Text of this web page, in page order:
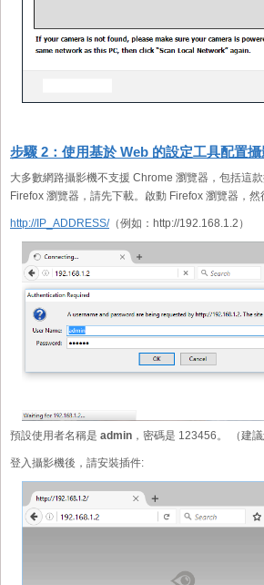
步驟 2：使用基於 Web 的設定工具配置
大多數網路攝影機不支援 Chrome 瀏覽器，包括這
Firefox 瀏覽器，請先下載。啟動 Firefox 瀏覽器，然
http://IP_ADDRESS/（例如：http://192.168.1.2）
預設使用者名稱是 admin ，密碼是 123456。 （建議
登入攝影機後，請安裝插件: